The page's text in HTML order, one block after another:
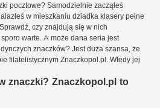
pocztowe? Samodzielnie zacząłeś
w mieszkaniu dziadka klasery pełne
czy znajdują się w nich
warte. A może dana seria jest
znaczków? Jest duża szansa, że
filatelistycznym Znaczkopol.pl. Wtedy jej
znaczki? Znaczkopol.pl to